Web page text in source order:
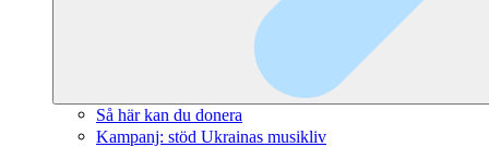
Så här kan du donera
Kampanj: stöd Ukrainas musikliv